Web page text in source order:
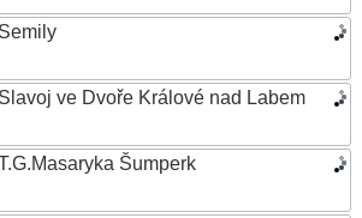
ve Dvoře Králové nad Labem
Šumperk